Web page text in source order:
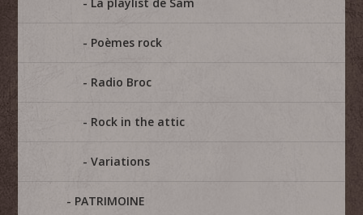
Poèmes rock
Radio Broc
Rock in the attic
Variations
PATRIMOINE